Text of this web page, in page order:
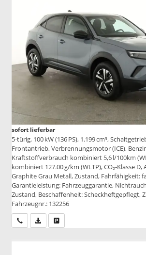
sofort lieferbar
5-türig, 100 kW (136 PS), 1.199 cm³,
Frontantrieb, Verbrennungsmotor (ICE),
Kraftstoffverbrauch kombiniert 5,6 l/100km
kombiniert 127.00 g/km (WLTP), CO₂-Klasse D,
Graphite Grau Metall, Zustand, Fahrfähigkeit:
Garantieleistung: Fahrzeuggarantie,
Zustand, Beschaffenheit: Scheckheftgepflegt,
Fahrzeugnr.: 132256
Wir rufen Sie anPDF-Datei, Fahrzeugexposé drucken